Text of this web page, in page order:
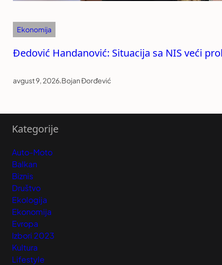
Ekonomija
Đedović Handanović: Situacija sa NIS veći
avgust 9, 2026.Bojan Đorđević
Kategorije
Auto-Moto
Balkan
Biznis
Društvo
Ekologija
Ekonomija
Evropa
Izbori 2023
Kultura
Lifestyle